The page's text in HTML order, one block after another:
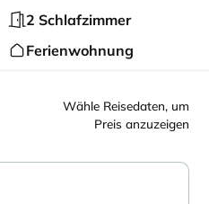
2 Schlafzimmer
Ferienwohnung
Wähle Reisedaten, um
Preis anzuzeigen